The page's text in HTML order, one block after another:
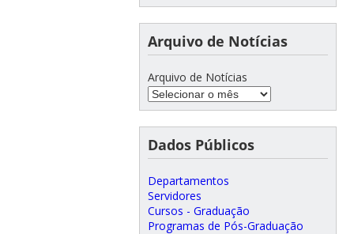
Arquivo de Notícias
Arquivo de Notícias
Dados Públicos
Departamentos
Servidores
Cursos - Graduação
Programas de Pós-Graduação